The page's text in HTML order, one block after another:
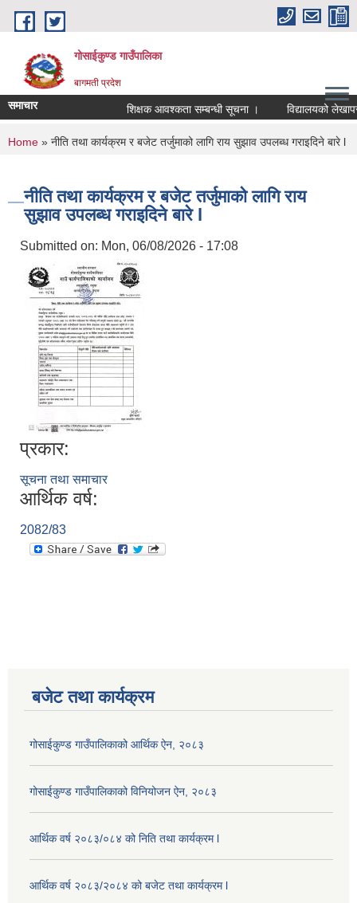
Skip to main content
गोसाईकुण्ड गाउँपालिका
बागमती प्रदेश
समाचार शिक्षक आवश्कता सम्बन्धी सूचना । विद्यालयको
You are here
Home » नीति तथा कार्यक्रम र बजेट तर्जुमाको लागि राय सुझाव उपलब्ध गराइदिने बारे l
नीति तथा कार्यक्रम र बजेट तर्जुमाको लागि राय
सुझाव उपलब्ध गराइदिने बारे l
Submitted on: Mon, 06/08/2026 - 17:08
प्रकार:
सूचना तथा समाचार
आर्थिक वर्ष:
2082/83
बजेट तथा कार्यक्रम
गोसाईकुण्ड गाउँपालिकाको आर्थिक ऐन, २०८३
गोसाईकुण्ड गाउँपालिकाको विनियोजन ऐन, २०८३
आर्थिक वर्ष २०८३/०८४ को निति तथा कार्यक्रम l
आर्थिक वर्ष २०८३/२०८४ को बजेट तथा कार्यक्रम l